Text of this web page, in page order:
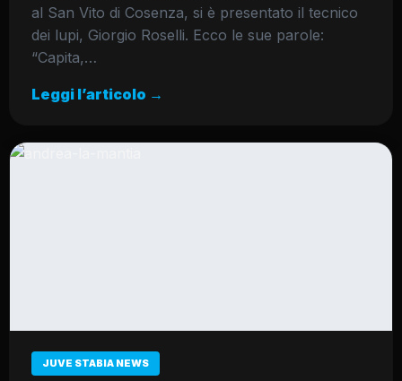
al San Vito di Cosenza, si è presentato il tecnico
dei lupi, Giorgio Roselli. Ecco le sue parole:
“Capita,…
Leggi l’articolo →
JUVE STABIA NEWS